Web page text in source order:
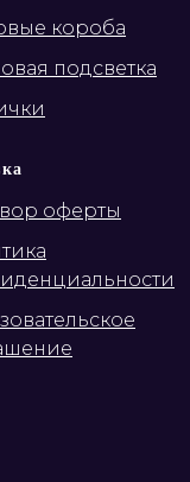
короба
подсветка
оферты